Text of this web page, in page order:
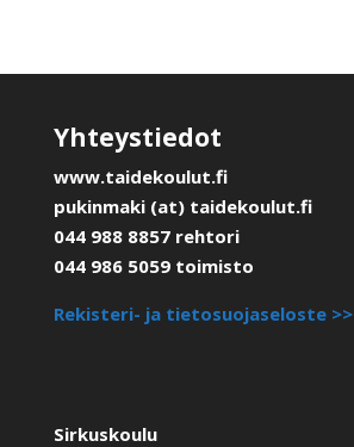
Yhteystiedot
www.taidekoulut.fi
pukinmaki (at) taidekoulut.fi
044 988 8857 rehtori
044 986 5059 toimisto
Rekisteri- ja tietosuojaseloste >>
Sirkuskoulu